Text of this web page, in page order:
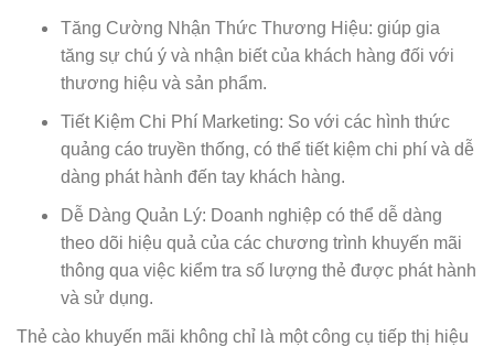
Tăng Cường Nhận Thức Thương Hiệu: giúp gia
tăng sự chú ý và nhận biết của khách hàng đối với
thương hiệu và sản phẩm.
Tiết Kiệm Chi Phí Marketing: So với các hình thức
quảng cáo truyền thống, có thể tiết kiệm chi phí và dễ
dàng phát hành đến tay khách hàng.
Dễ Dàng Quản Lý: Doanh nghiệp có thể dễ dàng
theo dõi hiệu quả của các chương trình khuyến mãi
thông qua việc kiểm tra số lượng thẻ được phát hành
và sử dụng.
Thẻ cào khuyến mãi không chỉ là một công cụ tiếp thị hiệu